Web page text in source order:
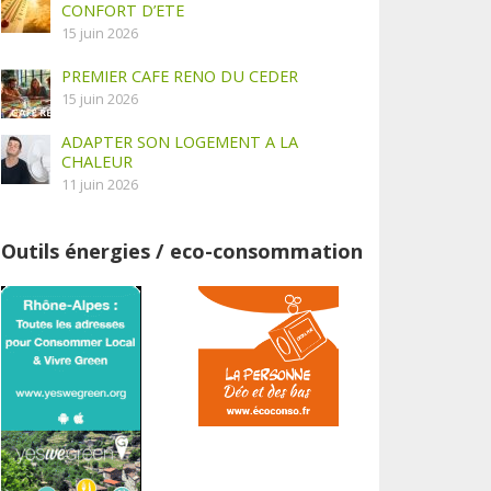
CONFORT D’ETE
15 juin 2026
PREMIER CAFE RENO DU CEDER
15 juin 2026
ADAPTER SON LOGEMENT A LA
CHALEUR
11 juin 2026
Outils énergies / eco-consommation